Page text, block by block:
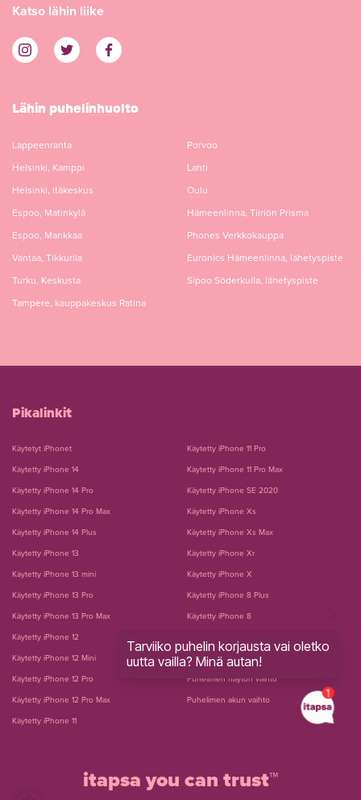
Katso lähin liike
Lähin puhelinhuolto
Lappeenranta
Helsinki, Kamppi
Helsinki, Itäkeskus
Espoo, Matinkylä
Espoo, Mankkaa
Vantaa, Tikkurila
Turku, Keskusta
Tampere, kauppakeskus Ratina
Porvoo
Lahti
Oulu
Hämeenlinna, Tiiriön Prisma
Phones Verkkokauppa
Euronics Hämeenlinna, lähetyspiste
Sipoo Söderkulla, lähetyspiste
Pikalinkit
Käytetyt iPhonet
Käytetty iPhone 14
Käytetty iPhone 14 Pro
Käytetty iPhone 14 Pro Max
Käytetty iPhone 14 Plus
Käytetty iPhone 13
Käytetty iPhone 13 mini
Käytetty iPhone 13 Pro
Käytetty iPhone 13 Pro Max
Käytetty iPhone 12
Käytetty iPhone 12 Mini
Käytetty iPhone 12 Pro
Käytetty iPhone 12 Pro Max
Käytetty iPhone 11
Käytetty iPhone 11 Pro
Käytetty iPhone 11 Pro Max
Käytetty iPhone SE 2020
Käytetty iPhone Xs
Käytetty iPhone Xs Max
Käytetty iPhone Xr
Käytetty iPhone X
Käytetty iPhone 8 Plus
Käytetty iPhone 8
Käytetty iPhone 7
Puhelimen näytön vaihto
Puhelimen akun vaihto
itapsa you can trust™
Tarviiko puhelin korjausta vai oletko
uutta vailla? Minä autan!